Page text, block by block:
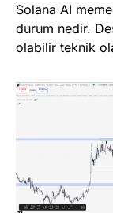
Solana AI
durum nedir.
olabilir teknik